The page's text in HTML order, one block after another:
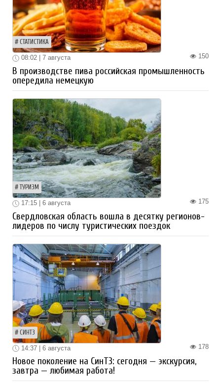
СТАТИСТИКА
150
08:02 | 7 августа
В производстве пива российская промышленность
опередила немецкую
ТУРИЗМ
175
17:15 | 6 августа
Свердловская область вошла в десятку регионов-
лидеров по числу туристических поездок
СИНТЗ
178
14:37 | 6 августа
Новое поколение на СинТЗ: сегодня — экскурсия,
завтра — любимая работа!